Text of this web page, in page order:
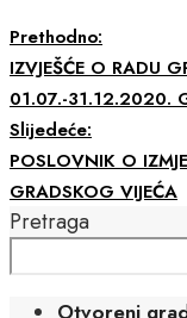
Prethodno:
IZVJEŠĆE O RADU
01.07.-31.12.2020.
Slijedeće:
POSLOVNIK O
GRADSKOG VIJEĆA
Pretraga
Otvoreni